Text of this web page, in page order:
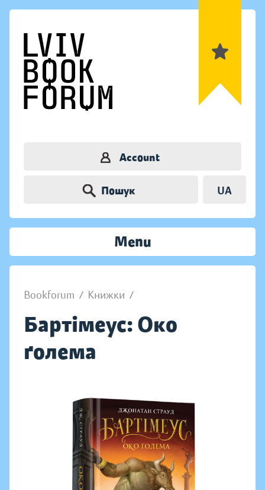
Account
Пошук UA
Menu
Bookforum / Книжки /
Бартімеус: Око
ґолема